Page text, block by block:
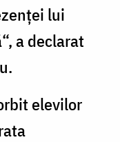
lui
a declarat
elevilor